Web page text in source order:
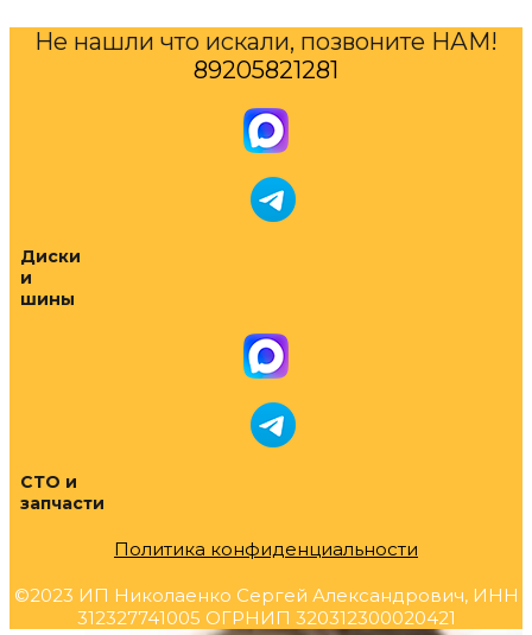
Не нашли что искали, позвоните НАМ!
89205821281
Диски
и
шины
СТО и
запчасти
Политика конфиденциальности
©2023 ИП Николаенко Сергей Александрович, ИНН
312327741005 ОГРНИП 320312300020421